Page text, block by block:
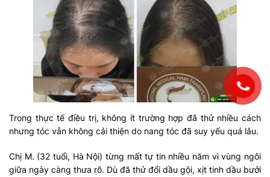
Trong thực tế điều trị, không ít trường hợp đã thử nhiều cách
nhưng tóc vẫn không cải thiện do nang tóc đã suy yếu quá lâu.
Chị M. (32 tuổi, Hà Nội) từng mất tự tin nhiều năm vì vùng ngôi
giữa ngày càng thưa rõ. Dù đã thử đổi dầu gội, xịt tinh dầu bưởi